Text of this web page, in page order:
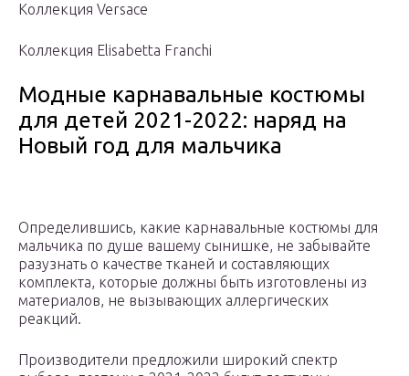
Коллекция Versace
Коллекция Elisabetta Franchi
Модные карнавальные костюмы
для детей 2021-2022: наряд на
Новый год для мальчика
Определившись, какие карнавальные костюмы для
мальчика по душе вашему сынишке, не забывайте
разузнать о качестве тканей и составляющих
комплекта, которые должны быть изготовлены из
материалов, не вызывающих аллергических
реакций.
Производители предложили широкий спектр